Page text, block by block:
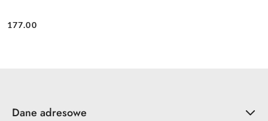
Cena:
177.00
Dane adresowe